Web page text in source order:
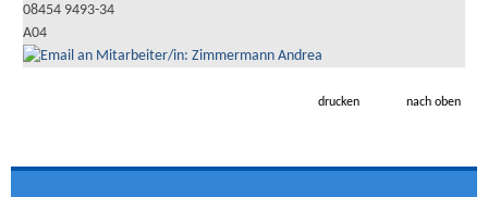
08454 9493-34
A04
drucken nach oben